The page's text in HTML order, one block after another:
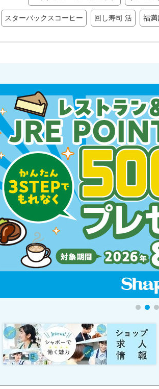
スターバックスコーヒー 回し寿司 活 福満